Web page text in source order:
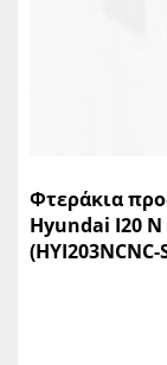
Φτεράκια
Hyundai I20
(HYI203NCNC-